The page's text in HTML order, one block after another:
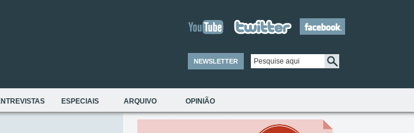
NEWSLETTER
ESPECIAIS ARQUIVO OPINIÃO